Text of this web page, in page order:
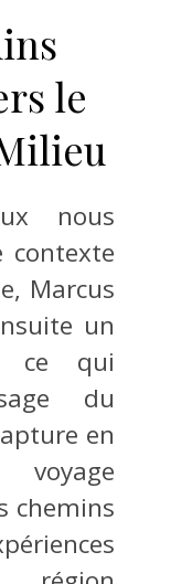
le
nous
contexte
Marcus
un
ce qui
du
en
chemins